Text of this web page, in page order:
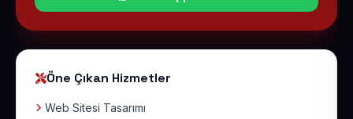
Öne Çıkan Hizmetler
Web Sitesi Tasarımı